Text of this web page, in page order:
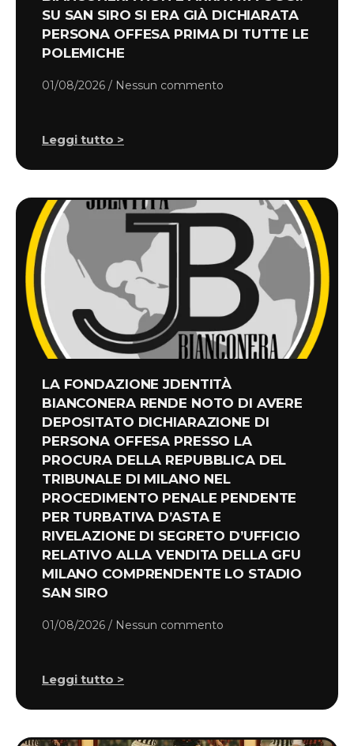
SU SAN SIRO SI ERA GIÀ DICHIARATA
PERSONA OFFESA PRIMA DI TUTTE LE
POLEMICHE
01/08/2026 Nessun commento
Leggi tutto >
LA FONDAZIONE JDENTITÀ
BIANCONERA RENDE NOTO DI AVERE
DEPOSITATO DICHIARAZIONE DI
PERSONA OFFESA PRESSO LA
PROCURA DELLA REPUBBLICA DEL
TRIBUNALE DI MILANO NEL
PROCEDIMENTO PENALE PENDENTE
PER TURBATIVA D’ASTA E
RIVELAZIONE DI SEGRETO D’UFFICIO
RELATIVO ALLA VENDITA DELLA GFU
MILANO COMPRENDENTE LO STADIO
SAN SIRO
01/08/2026 Nessun commento
Leggi tutto >